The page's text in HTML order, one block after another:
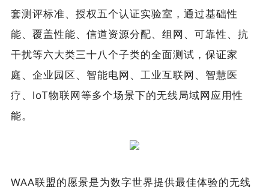
套测评标准、授权五个认证实验室，通过基础性
能、覆盖性能、信道资源分配、组网、可靠性、抗
干扰等六大类三十八个子类的全面测试，保证家
庭、企业园区、智能电网、工业互联网、智慧医
疗、IoT物联网等多个场景下的无线局域网应用性
能。
WAA联盟的愿景是为数字世界提供最佳体验的无线